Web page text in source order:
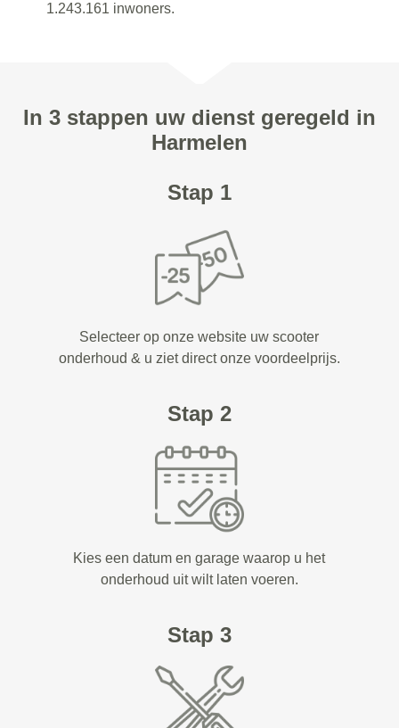
1.243.161 inwoners.
In 3 stappen uw dienst geregeld in
Harmelen
Stap 1
Selecteer op onze website uw scooter
onderhoud & u ziet direct onze voordeelprijs.
Stap 2
Kies een datum en garage waarop u het
onderhoud uit wilt laten voeren.
Stap 3